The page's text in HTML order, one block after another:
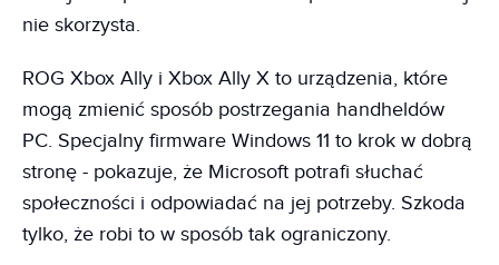
nie skorzysta.
ROG Xbox Ally i Xbox Ally X to urządzenia, które
mogą zmienić sposób postrzegania handheldów
PC. Specjalny firmware Windows 11 to krok w dobrą
stronę - pokazuje, że Microsoft potrafi słuchać
społeczności i odpowiadać na jej potrzeby. Szkoda
tylko, że robi to w sposób tak ograniczony.